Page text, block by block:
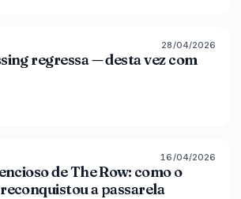
86% 61
28/04/2026
regressa — desta vez com
93% 67
16/04/2026
de The Row: como o
a passarela